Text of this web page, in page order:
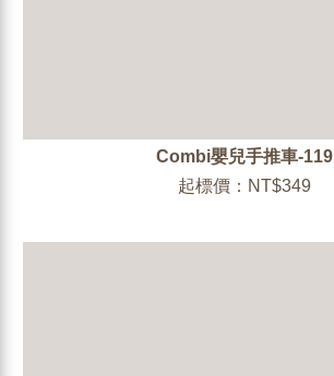
Combi嬰兒手推車-119
起標價：NT$349